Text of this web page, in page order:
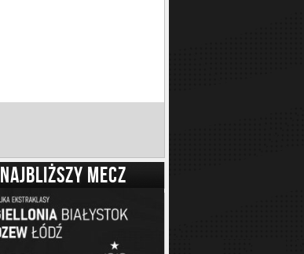
NAJBLIŻSZY MECZ